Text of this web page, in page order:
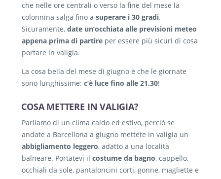
che nelle ore centrali o verso la fine del mese la
colonnina salga fino a superare i 30 gradi.
Sicuramente, date un’occhiata alle previsioni meteo
appena prima di partire per essere più sicuri di cosa
portare in valigia.
La cosa bella del mese di giugno è che le giornate
sono lunghissime: c’è luce fino alle 21.30!
COSA METTERE IN VALIGIA?
Parliamo di un clima caldo ed estivo, perciò se
andate a Barcellona a giugno mettete in valigia un
abbigliamento leggero, adatto a una località
balneare. Portatevi il costume da bagno, cappello,
occhiali da sole, pantaloncini corti, gonne, magliette e